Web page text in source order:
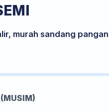
murah sandang pangan